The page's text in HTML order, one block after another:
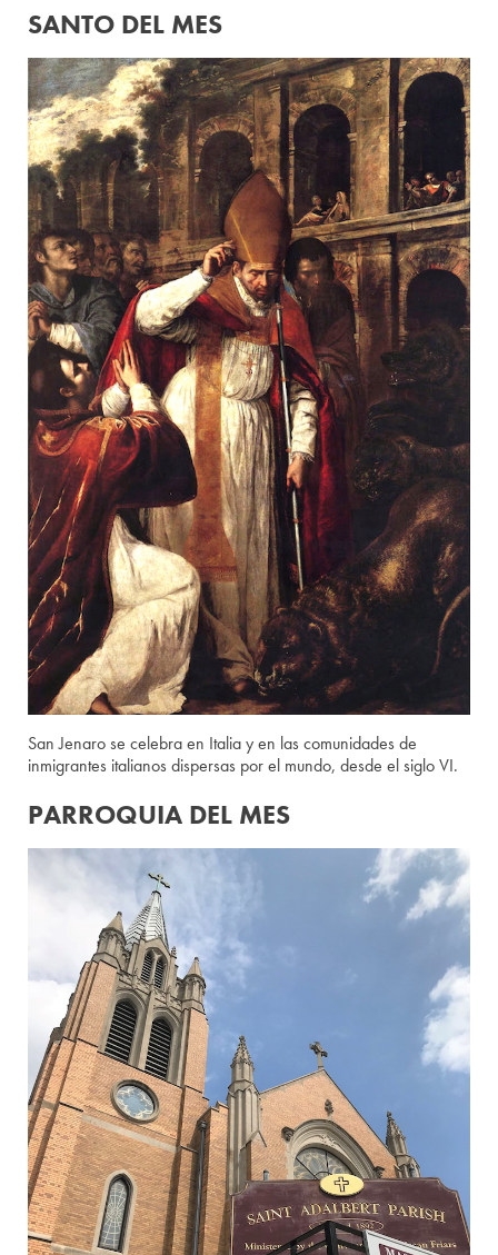
SANTO DEL MES
San Jenaro se celebra en Italia y en las comunidades de
inmigrantes italianos dispersas por el mundo, desde el siglo VI.
PARROQUIA DEL MES